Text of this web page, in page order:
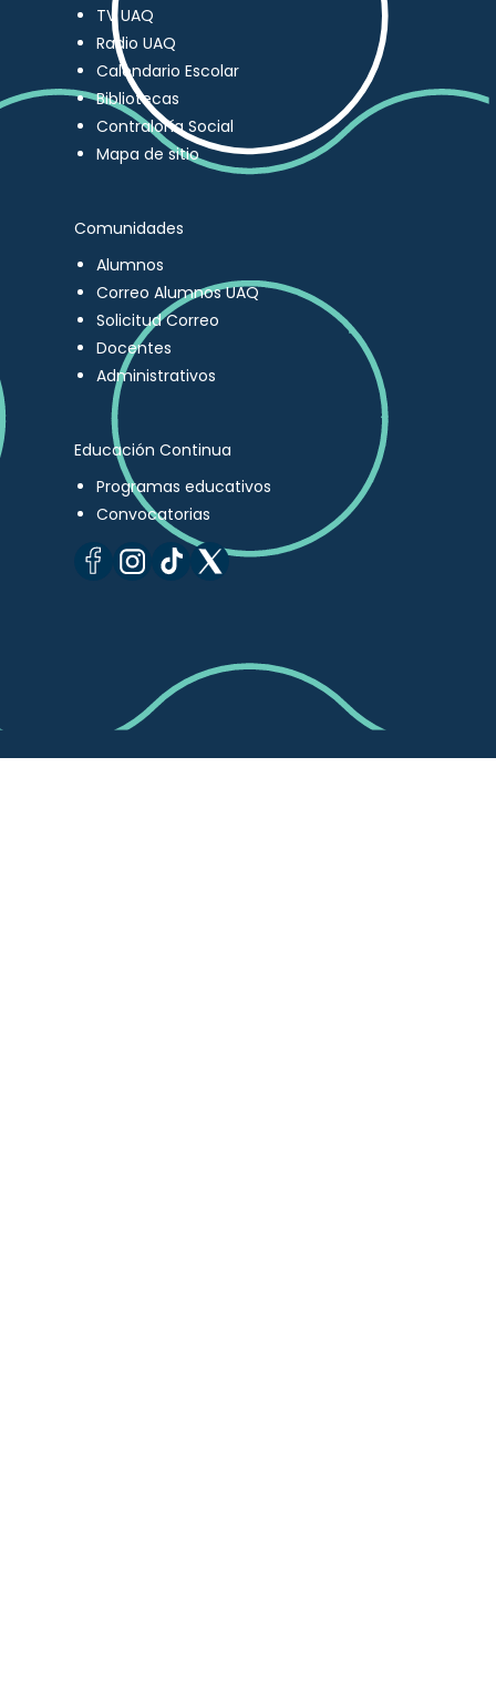
TV UAQ
Radio UAQ
Calendario Escolar
Bibliotecas
Contraloría Social
Mapa de sitio
Comunidades
Alumnos
Correo Alumnos UAQ
Solicitud Correo
Docentes
Administrativos
Educación Continua
Programas educativos
Convocatorias